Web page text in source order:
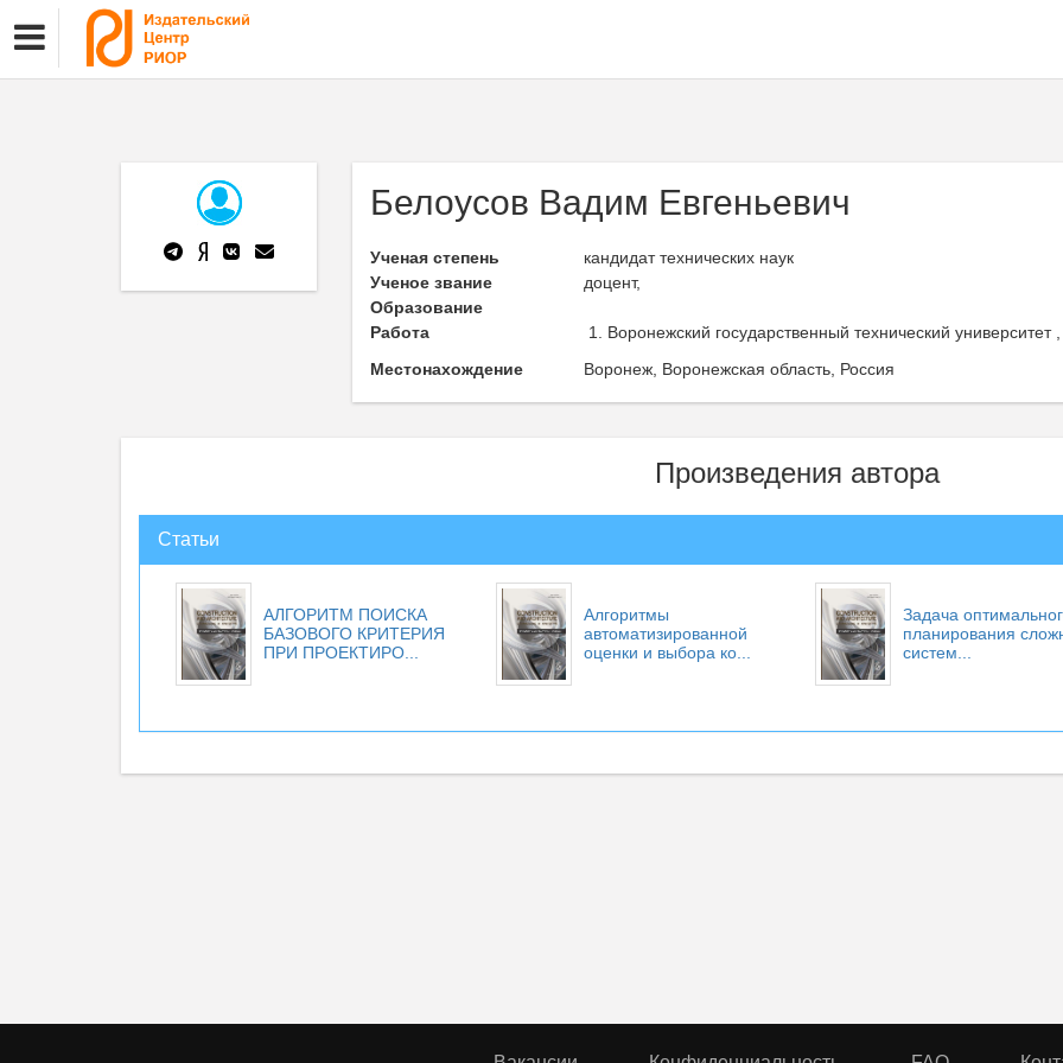
Белоусов Вадим Евгеньевич
Ученая степень
кандидат технических наук
Ученое звание
доцент,
Образование
Работа
Воронежский государственный технический университет ,
Местонахождение
Воронеж, Воронежская область, Россия
Произведения автора
Статьи
АЛГОРИТМ ПОИСКА
БАЗОВОГО КРИТЕРИЯ
ПРИ ПРОЕКТИРО...
Алгоритмы
автоматизированной
оценки и выбора ко...
Задача
планирования
систем...